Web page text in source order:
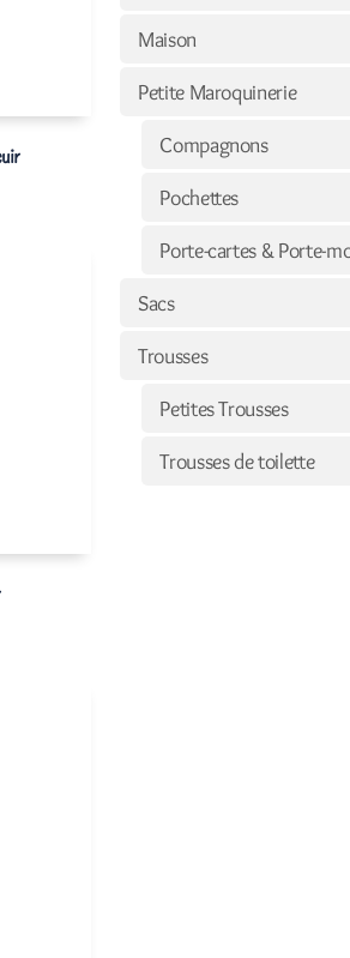
Maison
Petite Maroquinerie
Compagnons
Pochettes
Porte-cartes & Porte-
Sacs
Trousses
Petites Trousses
Trousses de toilette